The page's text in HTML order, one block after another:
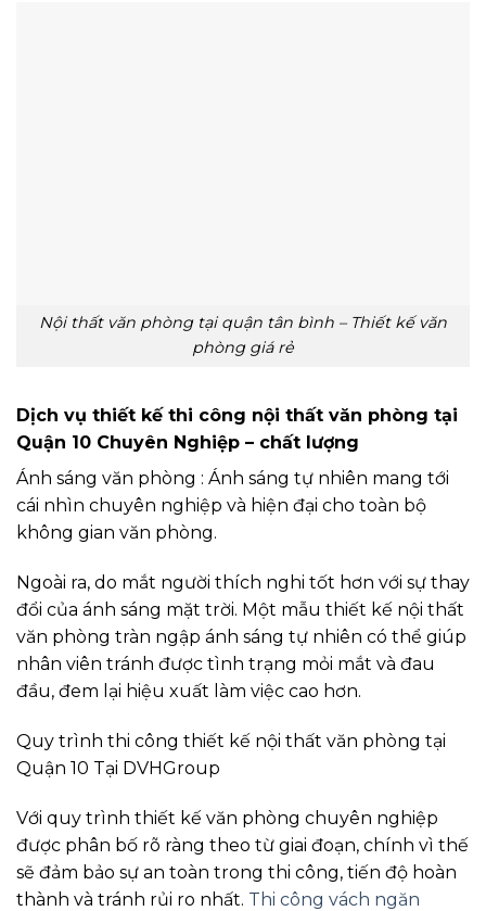
Nội thất văn phòng tại quận tân bình – Thiết kế văn
phòng giá rẻ
Dịch vụ thiết kế thi công nội thất văn phòng tại
Quận 10 Chuyên Nghiệp – chất lượng
Ánh sáng văn phòng : Ánh sáng tự nhiên mang tới
cái nhìn chuyên nghiệp và hiện đại cho toàn bộ
không gian văn phòng.
Ngoài ra, do mắt người thích nghi tốt hơn với sự thay
đổi của ánh sáng mặt trời. Một mẫu thiết kế nội thất
văn phòng tràn ngập ánh sáng tự nhiên có thể giúp
nhân viên tránh được tình trạng mỏi mắt và đau
đầu, đem lại hiệu xuất làm việc cao hơn.
Quy trình thi công thiết kế nội thất văn phòng tại
Quận 10 Tại DVHGroup
Với quy trình thiết kế văn phòng chuyên nghiệp
được phân bố rõ ràng theo từ giai đoạn, chính vì thế
sẽ đảm bảo sự an toàn trong thi công, tiến độ hoàn
thành và tránh rủi ro nhất. Thi công vách ngăn